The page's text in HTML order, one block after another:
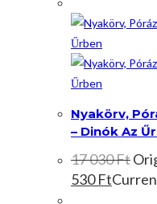
Nyakörv,
– Dinók Az
17 030Ft
530Ft